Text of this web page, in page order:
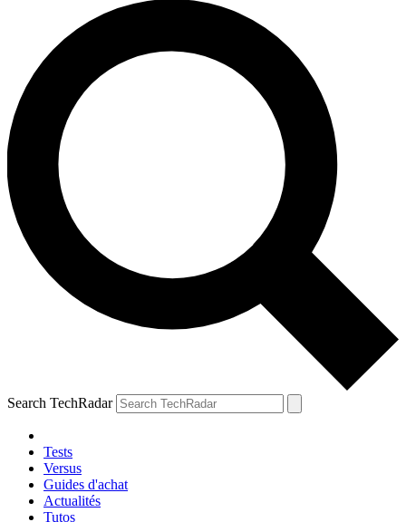
Search TechRadar
Tests
Versus
Guides d'achat
Actualités
Tutos